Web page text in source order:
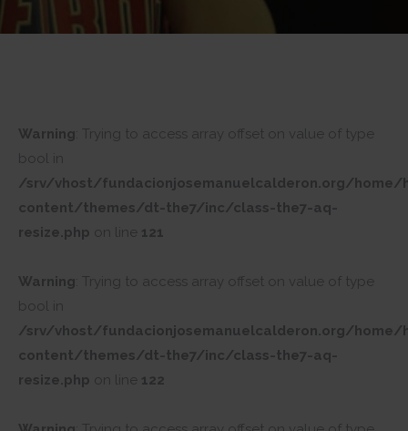
Estás aquí:
Warning : Trying to access array offset on value of type
bool in
/srv/vhost/fundacionjosemanuelcalderon.org/
content/themes/dt-the7/inc/class-the7-aq-
resize.php on line 121
Warning : Trying to access array offset on value of type
bool in
/srv/vhost/fundacionjosemanuelcalderon.org/
content/themes/dt-the7/inc/class-the7-aq-
resize.php on line 122